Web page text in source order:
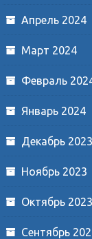
Апрель 2024
Март 2024
Февраль
Январь 2024
Декабрь 2023
Ноябрь 2023
Октябрь 2023
Сентябрь